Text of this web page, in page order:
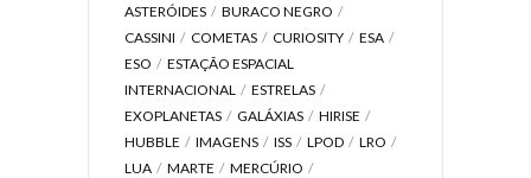
ASTERÓIDES
BURACO NEGRO
CASSINI
COMETAS CURIOSITY
ESA
ESO
ESTAÇÃO ESPACIAL
INTERNACIONAL
ESTRELAS
EXOPLANETAS
GALÁXIAS
HIRISE
HUBBLE
IMAGENS ISS LPOD
LRO
LUA
MARTE
MERCÚRIO